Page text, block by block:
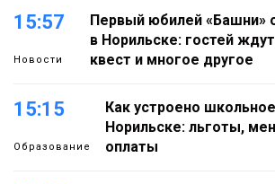
15:57
Новости
Первый юбилей «Башни»
в Норильске: гостей
квест и многое другое
15:15
Образование
Как устроено
Норильске: льготы,
оплаты